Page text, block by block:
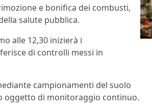
e bonifica dei combusti,
salute pubblica.
alle 12,30 inizierà i
di controlli messi in
campionamenti del suolo
oggetto di monitoraggio continuo.